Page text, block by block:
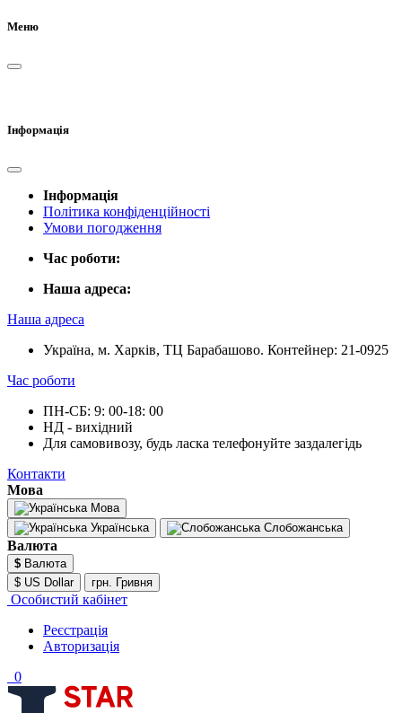
Меню
Інформація
Інформація
Політика конфіденційності
Умови погодження
Час роботи:
Наша адреса:
Наша адреса
Україна, м. Харків, ТЦ Барабашово. Контейнер: 21-0925
Час роботи
ПН-СБ: 9: 00-18: 00
НД - вихідний
Для самовивозу, будь ласка телефонуйте заздалегідь
Контакти
Мова
Мова
Українська
Слобожанська
Валюта
$ Валюта
$ US Dollar
грн. Гривня
Особистий кабінет
Реєстрація
Авторизація
0